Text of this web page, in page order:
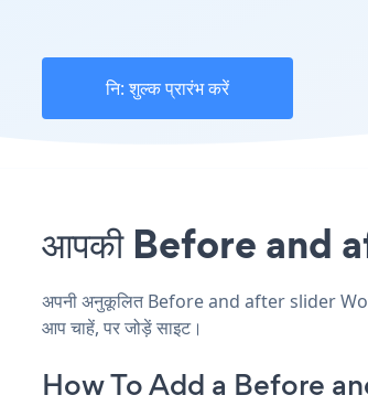
नि: शुल्क प्रारंभ करें
आपकी Before and
अपनी अनुकूलित Before and after slider
आप चाहें, पर जोड़ें साइट।
How To Add a Before